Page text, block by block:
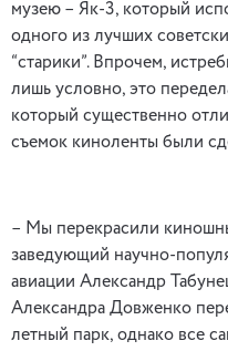
музею – Як-3, который
одного из лучших
“старики”. Впрочем,
лишь условно, это
который существенно
съемок киноленты были
– Мы перекрасили
заведующий научно-
авиации Александр
Александра Довженко
летный парк, однако все